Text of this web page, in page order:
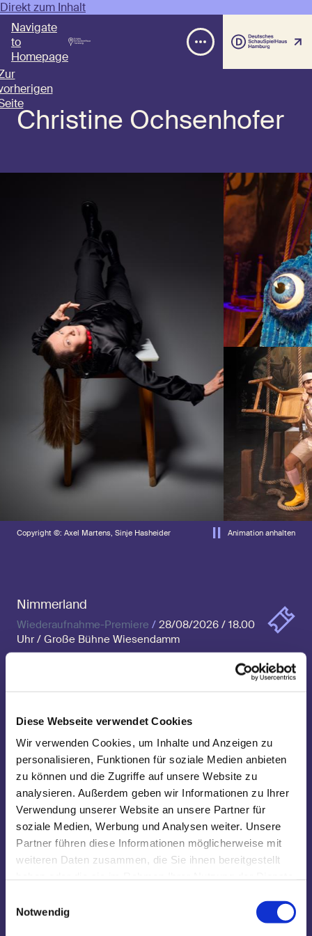
Diese Webseite verwendet Cookies
Wir verwenden Cookies, um Inhalte und Anzeigen zu
personalisieren, Funktionen für soziale Medien anbieten
zu können und die Zugriffe auf unsere Website zu
analysieren. Außerdem geben wir Informationen zu Ihrer
Verwendung unserer Website an unsere Partner für
soziale Medien, Werbung und Analysen weiter. Unsere
Partner führen diese Informationen möglicherweise mit
weiteren Daten zusammen, die Sie ihnen bereitgestellt
Notwendig
Direkt zum Inhalt
Navigate
to
Homepage
Christine Ochsenhofer
Copyright ©: Axel Martens, Sinje Hasheider Animation anhalten
Nimmerland
Wiederaufnahme-Premiere / 28/08/2026 / 18.00
Uhr / Große Bühne Wiesendamm
15/09/2026 / 10.30 Uhr / Große Bühne
Nimmerland
16/09/2026 / 10.30 Uhr / Große Bühne
Wiesendamm
Nimmerland
18/09/2026 / 10.30 Uhr / Große Bühne
Wiesendamm
Bloomy Sunday
20/09/2026 / 11.00 Uhr / Große